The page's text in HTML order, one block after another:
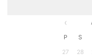
‹
P S
27
28